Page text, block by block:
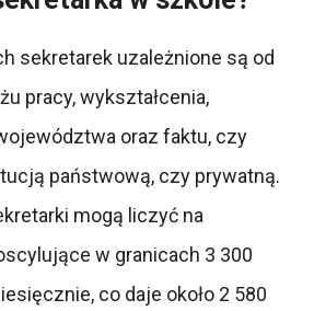
sekretarek uzależnione są od
pracy, wykształcenia,
oraz faktu, czy
państwową, czy prywatną.
mogą liczyć na
w granicach 3 300
co daje około 2 580